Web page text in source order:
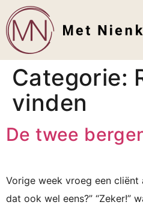
Categorie:
vinden
De twee
Vorige week vroeg een cliënt
dat ook wel eens?” “Zeker!”